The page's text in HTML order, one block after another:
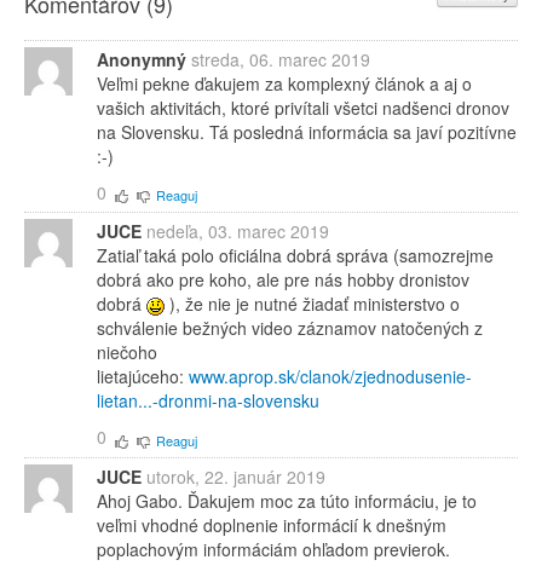
Anonymný streda, 06. marec 2019
Veľmi pekne ďakujem za komplexný článok a aj o
vašich aktivitách, ktoré privítali všetci nadšenci dronov
na Slovensku. Tá posledná informácia sa javí pozitívne
:-)
0
Reaguj
JUCE nedeľa, 03. marec 2019
Zatiaľ taká polo oficiálna dobrá správa (samozrejme
dobrá ako pre koho, ale pre nás hobby dronistov
dobrá
), že nie je nutné žiadať ministerstvo o
schválenie bežných video záznamov natočených z
niečoho
lietajúceho: www.aprop.sk/clanok/zjednodusenie-
lietan...-dronmi-na-slovensku
0
Reaguj
JUCE utorok, 22. január 2019
Ahoj Gabo. Ďakujem moc za túto informáciu, je to
veľmi vhodné doplnenie informácií k dnešným
poplachovým informáciám ohľadom previerok.